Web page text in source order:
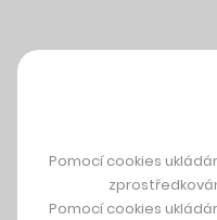
Pomocí cookies
Pomocí cookies